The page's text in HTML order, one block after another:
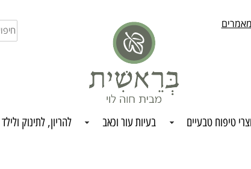
מאמרים
טיפוח טבעיים בעיות עור וכאב להריון, לתינוק ולילד